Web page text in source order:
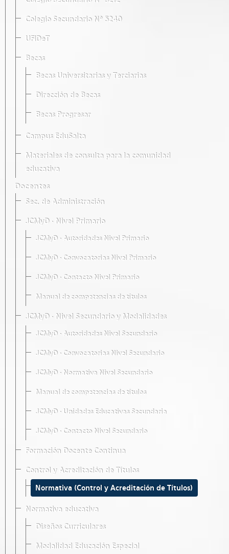
Colegio Secundario Nº 5240
UFIDeT
Becas
Becas Universitarias y Terciarias
Dirección de Becas
Becas Progresar
Campus EduSalta
Materiales de consulta para la comunidad
educativa
Docentes
Sec. de Administración
JCMyD · Nivel Primario
JCMyD · Autoridades Nivel Primario
JCMyD · Convocatorias Nivel Primario
JCMyD · Contacto Nivel Primario
Manual de competencias de títulos
JCMyD · Nivel Secundario y Modalidades
JCMyD · Autoridades Nivel Secundario
JCMyD · Convocatorias Nivel Secundario
JCMyD · Normativa Nivel Secundario
Manual de competencias de títulos
JCMyD · Unidades Educativas Secundaria
JCMyD · Contacto Nivel Secundario
Formación Docente Continua
Control y Acreditación de Títulos
Normativa (Control y Acreditación de Títulos)
Normativa educativa
Diseños Curriculares
Modalidad Educación Especial